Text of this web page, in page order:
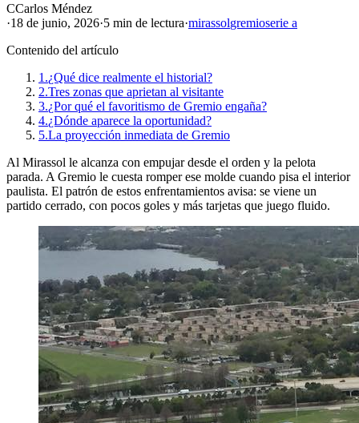
CCarlos Méndez
·18 de junio, 2026·5 min de lectura·mirassolgremioserie a
Contenido del artículo
1.¿Qué dice realmente el historial?
2.Tres zonas que aprietan al visitante
3.¿Por qué el favoritismo de Gremio engaña?
4.¿Dónde aparece la oportunidad?
5.La proyección inmediata de Gremio
Al Mirassol le alcanza con empujar desde el orden y la pelota
parada. A Gremio le cuesta romper ese molde cuando pisa el interior
paulista. El patrón de estos enfrentamientos avisa: se viene un
partido cerrado, con pocos goles y más tarjetas que juego fluido.